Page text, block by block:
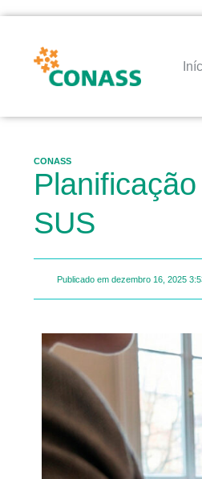
CONASS
SUS
Publicado em dezembro 16, 2025